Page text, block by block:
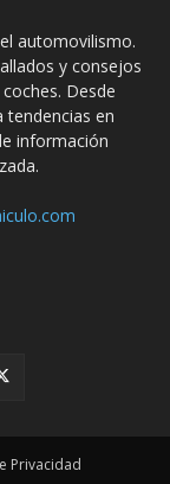
automovilismo.
y consejos
Desde
en
información
Privacidad